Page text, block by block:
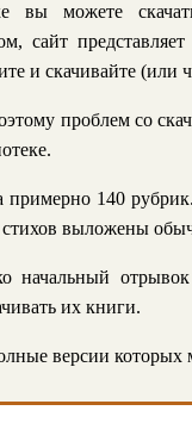
вы можете
сайт
и скачивайте (или
проблем со
140
стихов выложены
их книги.
версии которых